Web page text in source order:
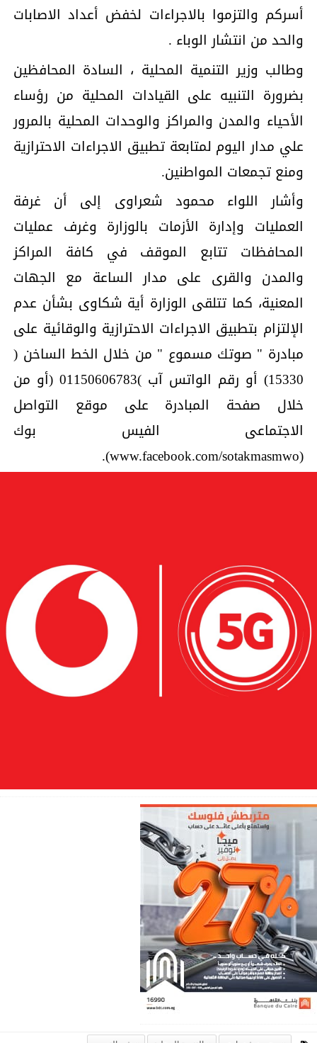
أسركم والتزموا بالاجراءات لخفض أعداد الاصابات
والحد من انتشار الوباء .
وطالب وزير التنمية المحلية ، السادة المحافظين
بضرورة التنبيه على القيادات المحلية من رؤساء
الأحياء والمدن والمراكز والوحدات المحلية بالمرور
علي مدار اليوم لمتابعة تطبيق الاجراءات الاحترازية
ومنع تجمعات المواطنين.
وأشار اللواء محمود شعراوى إلى أن غرفة
العمليات وإدارة الأزمات بالوزارة وغرف عمليات
المحافظات تتابع الموقف في كافة المراكز
والمدن والقرى على مدار الساعة مع الجهات
المعنية، كما تتلقى الوزارة أية شكاوى بشأن عدم
الإلتزام بتطبيق الاجراءات الاحترازية والوقائية على
مبادرة " صوتك مسموع " من خلال الخط الساخن (
15330) أو رقم الواتس آب )01150606783 (أو من
خلال صفحة المبادرة على موقع التواصل
الاجتماعى الفيس بوك
(www.facebook.com/sotakmasmwo).